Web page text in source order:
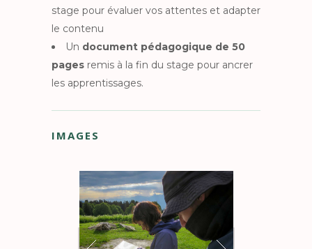
stage pour évaluer vos attentes et adapter
le contenu
Un document pédagogique de 50
pages remis à la fin du stage pour ancrer
les apprentissages.
IMAGES